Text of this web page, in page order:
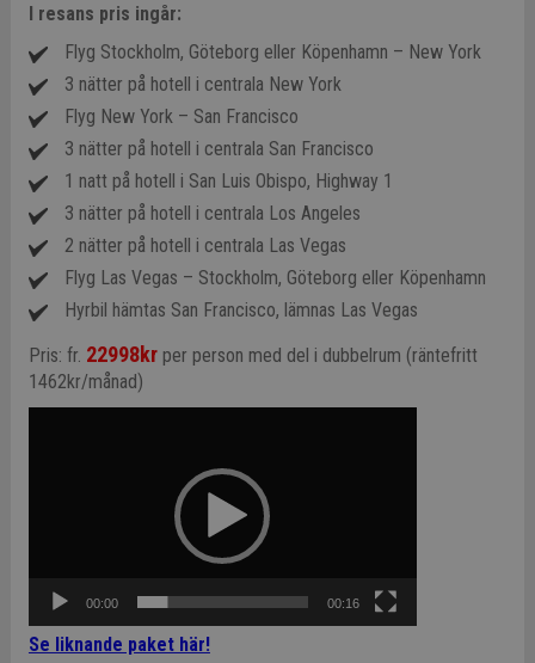
I resans pris ingår:
Flyg Stockholm, Göteborg eller Köpenhamn – New York
3 nätter på hotell i centrala New York
Flyg New York – San Francisco
3 nätter på hotell i centrala San Francisco
1 natt på hotell i San Luis Obispo, Highway 1
3 nätter på hotell i centrala Los Angeles
2 nätter på hotell i centrala Las Vegas
Flyg Las Vegas – Stockholm, Göteborg eller Köpenhamn
Hyrbil hämtas San Francisco, lämnas Las Vegas
Pris: fr. 22998krper person med del i dubbelrum (räntefritt
1462kr/månad)
00:00 00:16
Se liknande paket här!